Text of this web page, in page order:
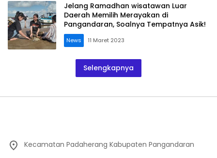
Jelang Ramadhan wisatawan Luar
Daerah Memilih Merayakan di
Pangandaran, Soalnya Tempatnya Asik!
News 11 Maret 2023
Selengkapnya
Kecamatan Padaherang Kabupaten Pangandaran